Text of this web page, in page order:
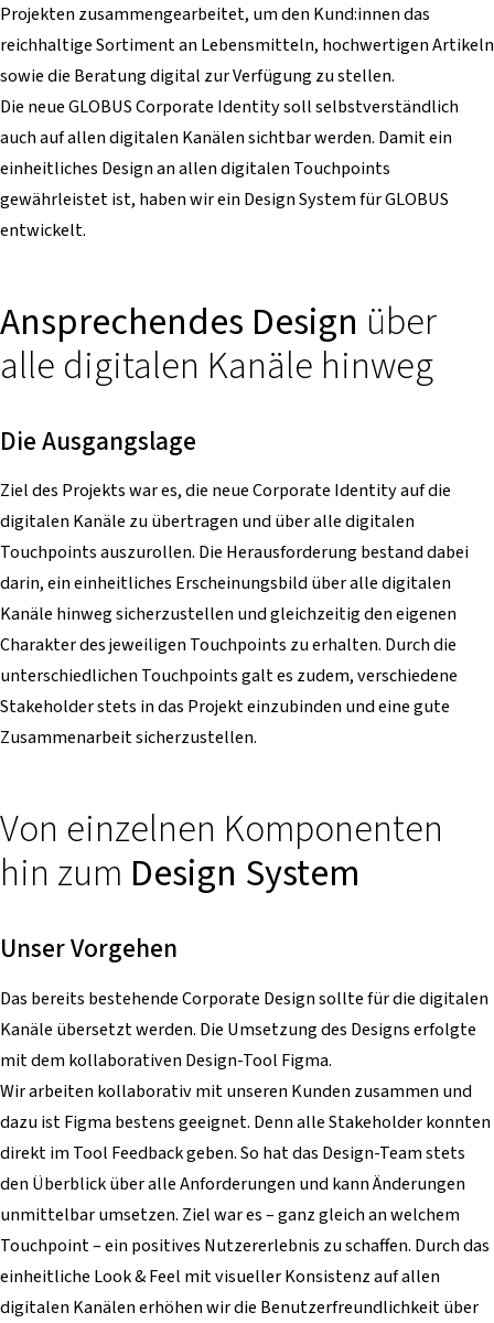
Projekten zusammengearbeitet, um den Kund:innen das
reichhaltige Sortiment an Lebensmitteln, hochwertigen Artikeln
sowie die Beratung digital zur Verfügung zu stellen.
Die neue GLOBUS Corporate Identity soll selbstverständlich
auch auf allen digitalen Kanälen sichtbar werden. Damit ein
einheitliches Design an allen digitalen Touchpoints
gewährleistet ist, haben wir ein Design System für GLOBUS
entwickelt.
Ansprechendes Design über
alle digitalen Kanäle hinweg
Die Ausgangslage
Ziel des Projekts war es, die neue Corporate Identity auf die
digitalen Kanäle zu übertragen und über alle digitalen
Touchpoints auszurollen. Die Herausforderung bestand dabei
darin, ein einheitliches Erscheinungsbild über alle digitalen
Kanäle hinweg sicherzustellen und gleichzeitig den eigenen
Charakter des jeweiligen Touchpoints zu erhalten. Durch die
unterschiedlichen Touchpoints galt es zudem, verschiedene
Stakeholder stets in das Projekt einzubinden und eine gute
Zusammenarbeit sicherzustellen.
Von einzelnen Komponenten
hin zum Design System
Unser Vorgehen
Das bereits bestehende Corporate Design sollte für die digitalen
Kanäle übersetzt werden. Die Umsetzung des Designs erfolgte
mit dem kollaborativen Design-Tool Figma.
Wir arbeiten kollaborativ mit unseren Kunden zusammen und
dazu ist Figma bestens geeignet. Denn alle Stakeholder konnten
direkt im Tool Feedback geben. So hat das Design-Team stets
den Überblick über alle Anforderungen und kann Änderungen
unmittelbar umsetzen. Ziel war es – ganz gleich an welchem
Touchpoint – ein positives Nutzererlebnis zu schaffen. Durch das
einheitliche Look & Feel mit visueller Konsistenz auf allen
digitalen Kanälen erhöhen wir die Benutzerfreundlichkeit über